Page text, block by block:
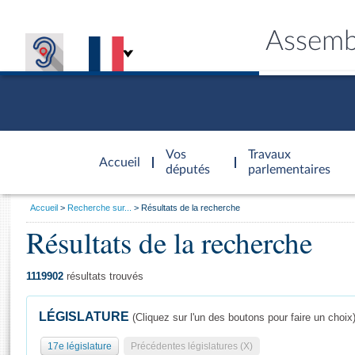
Accueil
d'accueil
Vos
députés
Travaux
parlementaires
Général
Vous
Accueil Recherche sur... Résultats de la recherche
Résultats de la recherche
1119902 résultats trouvés
LÉGISLATURE (Cliquez sur l'un des boutons pour faire un choix)
17e législature Précédentes législatures (X)